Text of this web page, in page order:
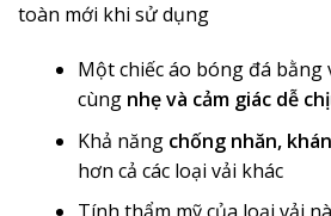
toàn mới khi sử dụng
Một chiếc áo bóng đá bằng
cùng nhẹ và cảm giác dễ
Khả năng chống nhăn,
hơn cả các loại vải khác